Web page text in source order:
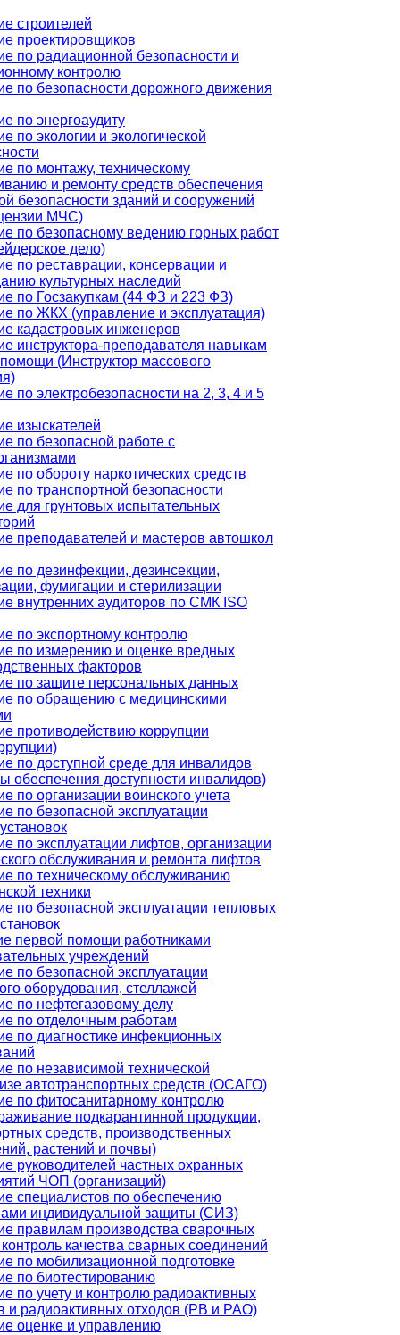
строителей
проектировщиков
по радиационной безопасности и
контролю
по безопасности дорожного движения
по энергоаудиту
по экологии и экологической
по монтажу, техническому
и ремонту средств обеспечения
безопасности зданий и сооружений
МЧС)
по безопасному ведению горных работ
дело)
по реставрации, консервации и
культурных наследий
по Госзакупкам (44 ФЗ и 223 ФЗ)
по ЖКХ (управление и эксплуатация)
кадастровых инженеров
инструктора-преподавателя навыкам
(Инструктор массового
по электробезопасности на 2, 3, 4 и 5
изыскателей
по безопасной работе с
по обороту наркотических средств
по транспортной безопасности
для грунтовых испытательных
преподавателей и мастеров автошкол
по дезинфекции, дезинсекции,
фумигации и стерилизации
внутренних аудиторов по СМК ISO
по экспортному контролю
по измерению и оценке вредных
факторов
по защите персональных данных
по обращению с медицинскими
противодействию коррупции
по доступной среде для инвалидов
обеспечения доступности инвалидов)
по организации воинского учета
по безопасной эксплуатации
по эксплуатации лифтов, организации
обслуживания и ремонта лифтов
по техническому обслуживанию
техники
по безопасной эксплуатации тепловых
первой помощи работниками
учреждений
по безопасной эксплуатации
оборудования, стеллажей
по нефтегазовому делу
по отделочным работам
по диагностике инфекционных
по независимой технической
автотранспортных средств (ОСАГО)
по фитосанитарному контролю
подкарантинной продукции,
средств, производственных
растений и почвы)
руководителей частных охранных
ЧОП (организаций)
специалистов по обеспечению
индивидуальной защиты (СИЗ)
правилам производства сварочных
качества сварных соединений
по мобилизационной подготовке
по биотестированию
по учету и контролю радиоактивных
и радиоактивных отходов (РВ и РАО)
оценке и управлению